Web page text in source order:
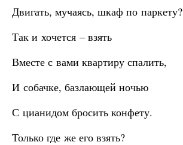
Двигать, мучаясь, шкаф по паркету?
Так и хочется – взять
Вместе с вами квартиру спалить,
И собачке, базлающей ночью
С цианидом бросить конфету.
Только где же его взять?